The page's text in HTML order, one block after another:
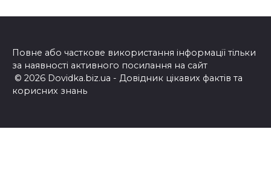
Повне або часткове використання інформації тільки
за наявності активного посилання на сайт
© 2026 Dovidka.biz.ua - Довідник цікавих фактів та
корисних знань